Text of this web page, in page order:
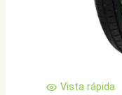
Vista rápida